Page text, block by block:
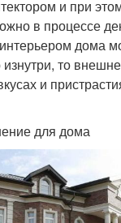
и при
в процессе
дома
изнутри, то
и
для дома